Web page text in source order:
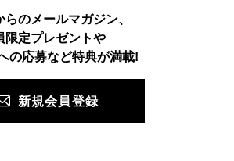
Facebook Pinterest LINE
らのメールマガジン、
限定プレゼントや
の応募など特典が満載!
新規会員登録